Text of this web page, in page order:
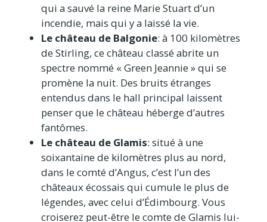
qui a sauvé la reine Marie Stuart d’un
incendie, mais qui y a laissé la vie.
Le château de Balgonie: à 100 kilomètres
de Stirling, ce château classé abrite un
spectre nommé « Green Jeannie » qui se
promène la nuit. Des bruits étranges
entendus dans le hall principal laissent
penser que le château héberge d’autres
fantômes.
Le château de Glamis: situé à une
soixantaine de kilomètres plus au nord,
dans le comté d’Angus, c’est l’un des
châteaux écossais qui cumule le plus de
légendes, avec celui d’Édimbourg. Vous
croiserez peut-être le comte de Glamis lui-